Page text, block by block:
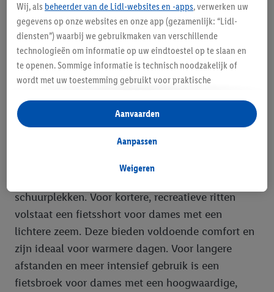
investeer je in zowel je comfort als je welzijn op
de fiets.
De juiste fietsbroek of
fietsshort voor dames kiezen
De basis van comfortabele fietskleding is een
goede onderlaag, zoals een fietsbroek voor dames
of een fietsshort voor dames. Het belangrijkste
element hierin is de zeem. Deze pad, vaak van gel
schuurplekken. Voor kortere, recreatieve ritten
volstaat een fietsshort voor dames met een
lichtere zeem. Deze bieden voldoende comfort en
zijn ideaal voor warmere dagen. Voor langere
afstanden en meer intensief gebruik is een
fietsbroek voor dames met een hoogwaardige,
Wij, als beheerder van de Lidl-websites en -apps, verwerken uw
gegevens op onze websites en onze app (gezamenlijk: “Lidl-
diensten”) waarbij we gebruikmaken van verschillende
technologieën om informatie op uw eindtoestel op te slaan en
te openen. Sommige informatie is technisch noodzakelijk of
wordt met uw toestemming gebruikt voor praktische
reclame binnen en buiten de Lidl-diensten aan te bieden. Als u
deelneemt aan het Lidl Plus-programma, worden voor deze
doeleinden eveneens gegevens over uw koopgedrag in de
Als u hier uw toestemming geeft voor gepersonaliseerde
of inlogt op uw bestaande Lidl Plus-account, kunnen wij en
onze partner Criteo S.A. eveneens een speciale online
identificatiecode aanmaken op basis van het e-mailadres dat u
daarbij opgeeft, om u te herkennen bij diensten van derden en
om u gepersonaliseerde advertenties te tonen. Voor dit
doeleinde kan uw gehashte e-mailadres ook samengevoegd
worden met andere identificatiegegevens of
Weigeren
Aanpassen
Aanvaarden